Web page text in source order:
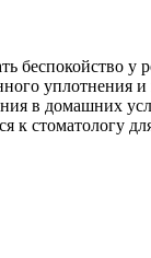
беспокойство у
уплотнения
в домашних
к стоматологу